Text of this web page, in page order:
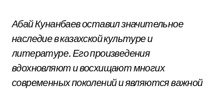
Абай Кунанбаев оставил значительное
наследие в казахской культуре и
литературе. Его произведения
вдохновляют и восхищают многих
современных поколений и являются важной